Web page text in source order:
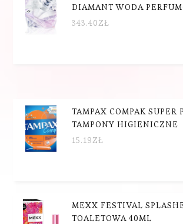
DIAMANT WODA
343.40ZŁ
TAMPAX COMPAK SUPER
TAMPONY HIGIENICZNE
15.19ZŁ
MEXX FESTIVAL
TOALETOWA 40ML